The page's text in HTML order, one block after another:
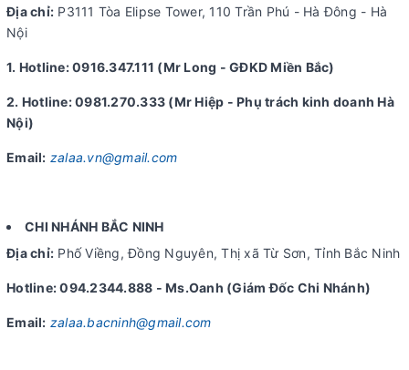
Địa chỉ: P3111 Tòa Elipse Tower, 110 Trần Phú - Hà Đông - Hà
Nội
1. Hotline: 0916.347.111 (Mr Long - GĐKD Miền Bắc)
2. Hotline: 0981.270.333 (Mr Hiệp - Phụ trách kinh doanh Hà
Nội)
Email: zalaa.vn@gmail.com
CHI NHÁNH BẮC NINH
Địa chỉ: Phố Viềng, Đồng Nguyên, Thị xã Từ Sơn, Tỉnh Bắc Ninh
Hotline: 094.2344.888 - Ms.Oanh (Giám Đốc Chi Nhánh)
Email: zalaa.bacninh@gmail.com